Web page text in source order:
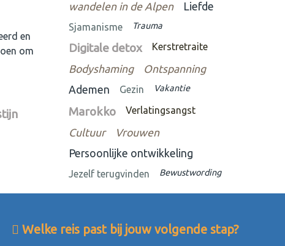
en
om
wandelen in de Alpen
Liefde
Sjamanisme Trauma
Digitale detox Kerstretraite
Bodyshaming
Ontspanning
Ademen
Gezin Vakantie
Marokko Verlatingsangst
Cultuur
Vrouwen
Persoonlijke ontwikkeling
Jezelf terugvinden Bewustwording
Welke reis past bij jouw volgende stap?